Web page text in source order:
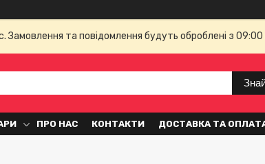
Замовлення та повідомлення будуть оброблені з
ПРО НАС КОНТАКТИ ДОСТАВКА ТА